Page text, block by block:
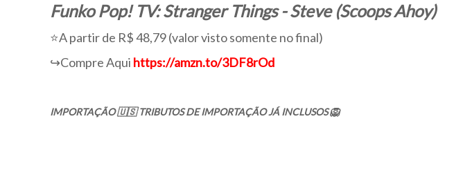
Funko Pop! TV: Stranger Things - Steve (Scoops Ahoy)
⭐A partir de R$ 48,79 (valor visto somente no final)
↪️Compre Aqui https://amzn.to/3DF8rOd
IMPORTAÇÃO 🇺🇸 TRIBUTOS DE IMPORTAÇÃO JÁ INCLUSOS 🦁